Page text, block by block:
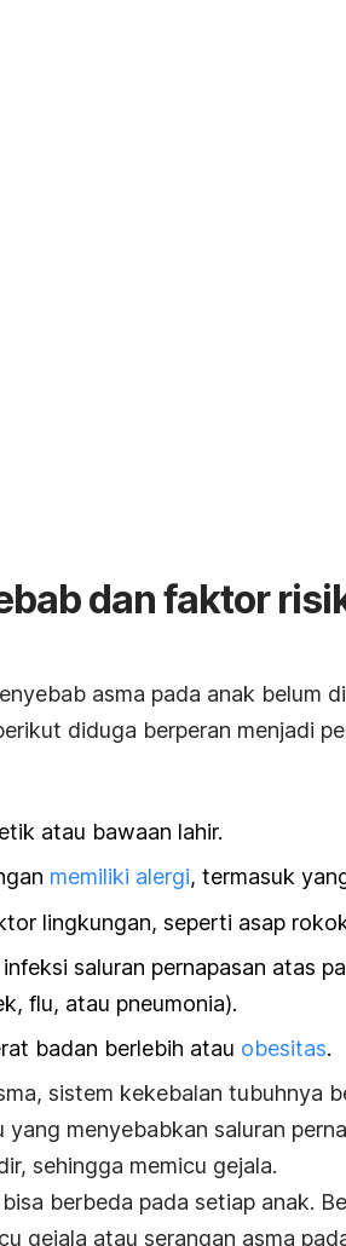
dan faktor
asma pada anak belum
diduga berperan menjadi
atau bawaan lahir.
memiliki alergi, termasuk
lingkungan, seperti asap
saluran pernapasan atas
flu, atau pneumonia).
badan berlebih atau obesitas.
sistem kekebalan tubuhnya
menyebabkan saluran
sehingga memicu gejala.
berbeda pada setiap anak.
gejala atau serangan asma